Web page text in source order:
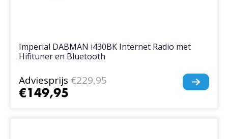
Imperial DABMAN i430BK Internet Radio met
Hifituner en Bluetooth
Adviesprijs €229,95
€149,95